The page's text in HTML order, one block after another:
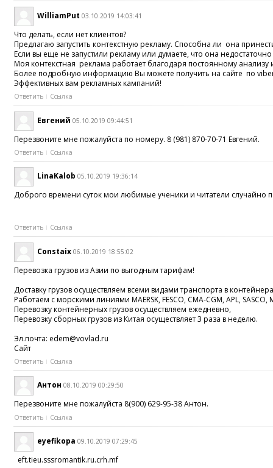
WilliamPut 03.10.2019 14:03:41
Что делать, если нет клиентов?
Предлагаю запустить контекстную рекламу. Способна ли она
Если вы еще не запустили рекламу или думаете, что она
Моя контекстная реклама работает благодаря постоянному
Более подробную информацию Вы можете получить на сайте по
Эффективных вам рекламных кампаний!
Ответить Ссылка
Евгений 05.10.2019 09:44:51
Перезвоните мне пожалуйста по номеру. 8 (981) 870-70-71 Евгений.
Ответить Ссылка
LinaKalob 05.10.2019 19:36:14
Доброго времени суток мои любимые ученики и читатели случайно
Ответить Ссылка
Constaix 06.10.2019 18:55:02
Перевозка грузов из Азии по выгодным тарифам!
Доставку грузов осуществляем всеми видами транспорта в
Работаем с морскими линиями MAERSK, FESCO, CMA-CGM, APL, SASCO,
Перевозку контейнерных грузов осуществляем ежедневно,
Перевозку сборных грузов из Китая осуществляет 3 раза в неделю.
Эл.почта: edem@vovlad.ru
Cайт
Ответить Ссылка
Антон 08.10.2019 00:29:50
Перезвоните мне пожалуйста 8(900) 629-95-38 Антон.
Ответить Ссылка
eyefikopa 09.10.2019 07:29:45
eft.tieu.sssromantik.ru.crh.mf